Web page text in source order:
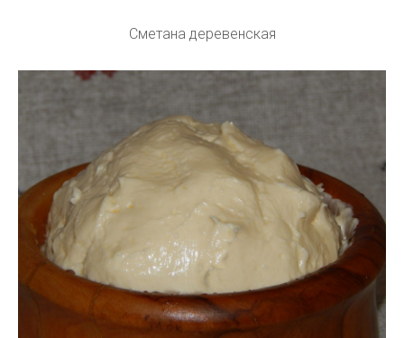
Сметана деревенская